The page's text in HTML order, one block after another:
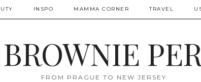
INSPO MAMMA CORNER TRAVEL
FROM PRAGUE TO NEW JERSEY